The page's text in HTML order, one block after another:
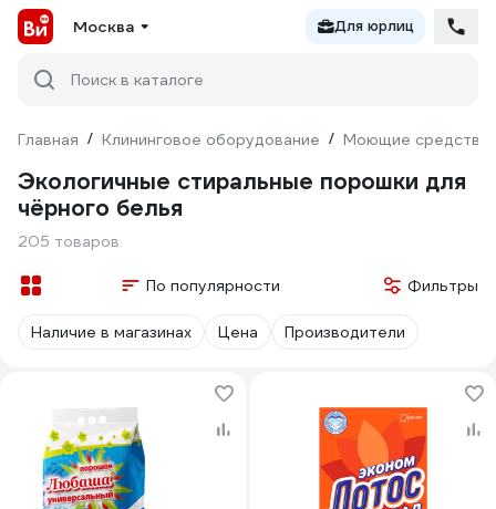
Москва Для юрлиц
Поиск в каталоге
Главная / Клининговое оборудование / Моющие средства
Экологичные стиральные порошки для
чёрного белья
205 товаров
По популярности Фильтры
Наличие в магазинах Цена Производители